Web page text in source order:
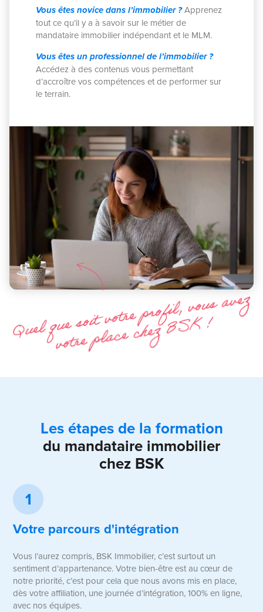
Vous êtes novice dans l’immobilier ?Apprenez
tout ce qu’il y a à savoir sur le métier de
mandataire immobilier indépendant et le MLM.
Vous êtes un professionnel de l’immobilier ?
Accédez à des contenus vous permettant
d’accroître vos compétences et de performer sur
le terrain.
Les étapes de la formation
du mandataire immobilier
chez BSK
1
Votre parcours d'intégration
Vous l’aurez compris, BSK Immobilier, c’est surtout un
sentiment d’appartenance. Votre bien-être est au cœur de
notre priorité, c’est pour cela que nous avons mis en place,
dès votre affiliation, une journée d’intégration, 100% en ligne,
avec nos équipes.